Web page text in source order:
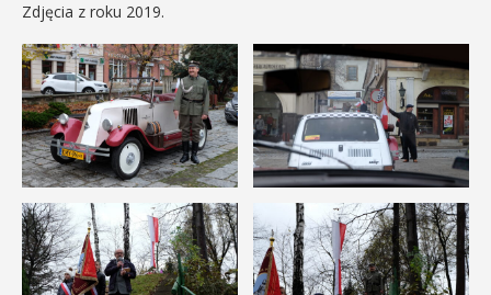
Zdjęcia z roku 2019.